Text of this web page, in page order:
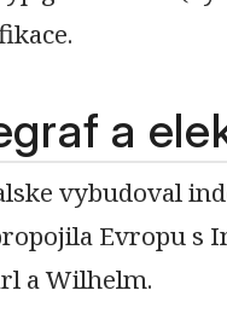
a
vybudoval
Evropu s
a Wilhelm.